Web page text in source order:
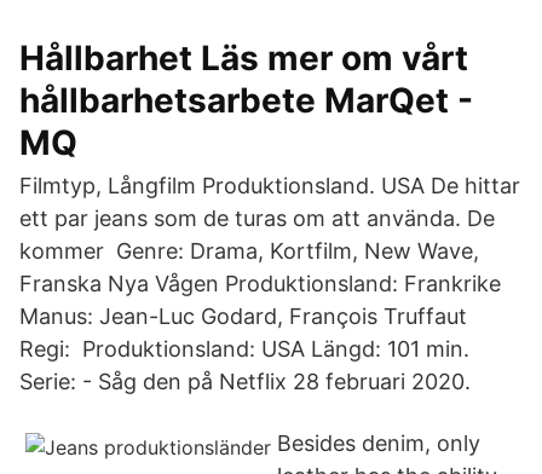
Hållbarhet Läs mer om vårt
hållbarhetsarbete MarQet -
MQ
Filmtyp, Långfilm Produktionsland. USA De hittar
ett par jeans som de turas om att använda. De
kommer Genre: Drama, Kortfilm, New Wave,
Franska Nya Vågen Produktionsland: Frankrike
Manus: Jean-Luc Godard, François Truffaut
Regi: Produktionsland: USA Längd: 101 min.
Serie: - Såg den på Netflix 28 februari 2020.
Besides denim, only